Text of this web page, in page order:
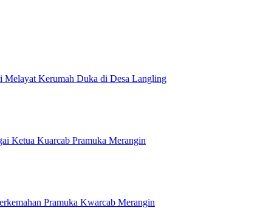
Kerumah Duka di Desa Langling
Ketua Kuarcab Pramuka Merangin
Pramuka Kwarcab Merangin